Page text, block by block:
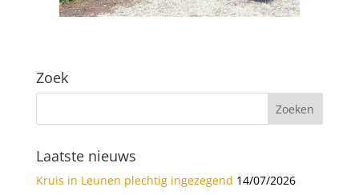
Zoek
Laatste nieuws
Kruis in Leunen plechtig ingezegend 14/07/2026